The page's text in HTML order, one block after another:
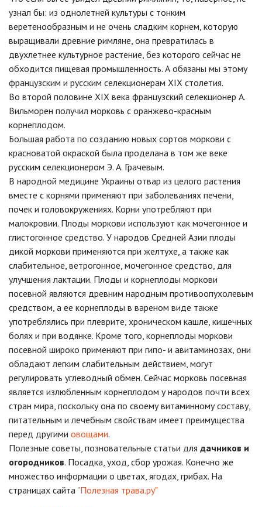
узнал бы: из однолетней культуры с тонким
веретенообразным и не очень сладким корнем, которую
выращивали древние римляне, она превратилась в
двухлетнее культурное растение, без которого сейчас не
обходится пищевая промышленность. А обязаны мы этому
французским и русским селекционерам ХІХ столетия.
Во второй половине ХІХ века французский селекционер А.
Вильморен получил морковь с оранжево-красным
корнеплодом.
Большая работа по созданию новых сортов моркови с
красноватой окраской была проделана в том же веке
русским селекционером Э. А. Грачевым.
В народной медицине Украины отвар из целого растения
вместе с корнями применяют при заболеваниях печени,
почек и головокружениях. Корни употребляют при
малокровии. Плоды моркови используют как мочегонное и
глистогонное средство. У народов Средней Азии плоды
дикой моркови применяются при желтухе, а также как
слабительное, ветрогонное, мочегонное средство, для
улучшения лактации. Плоды и корнеплоды моркови
посевной являются древним народным противоопухолевым
средством, а ее корнеплоды в вареном виде также
употреблялись при плеврите, хроническом кашле, кишечных
болях и при водянке. Кроме того, корнеплоды моркови
посевной широко применяют при гипо- и авитаминозах, они
обладают легким слабительным действием, могут
регулировать углеводный обмен. Сейчас морковь посевная
является излюбленным корнеплодом у народов почти всех
стран мира, поскольку она по своему витаминному составу,
питательным и лечебным свойствам имеет преимущества
перед другими овощами.
Полезные советы, позновательные статьи для дачников и
огородников. Посадка, уход, сбор урожая. Конечно же
множество информации о цветах, ягодах, грибах. На
страницах сайта "Полезная трава.ру"